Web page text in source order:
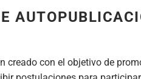
creado con el objetivo de